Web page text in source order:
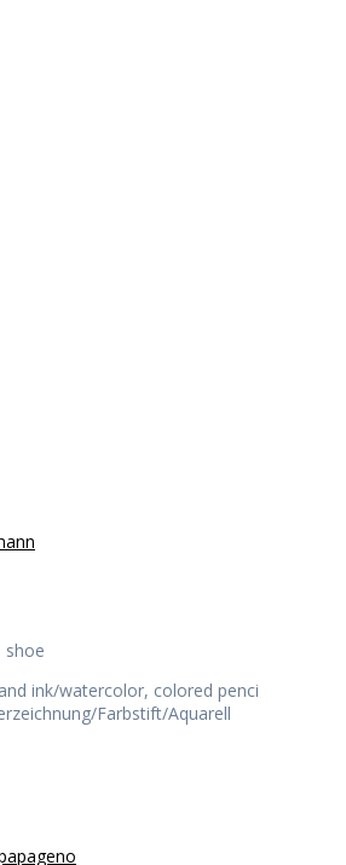
ink/watercolor, colored penci
Farbstift/Aquarell